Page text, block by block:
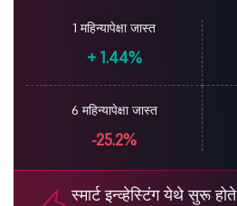
1 महिन्यापेक्षा जास्त
+1.44%
6 महिन्यापेक्षा जास्त
-25.2%
स्मार्ट इन्व्हेस्टिंग येथे सुरू होते